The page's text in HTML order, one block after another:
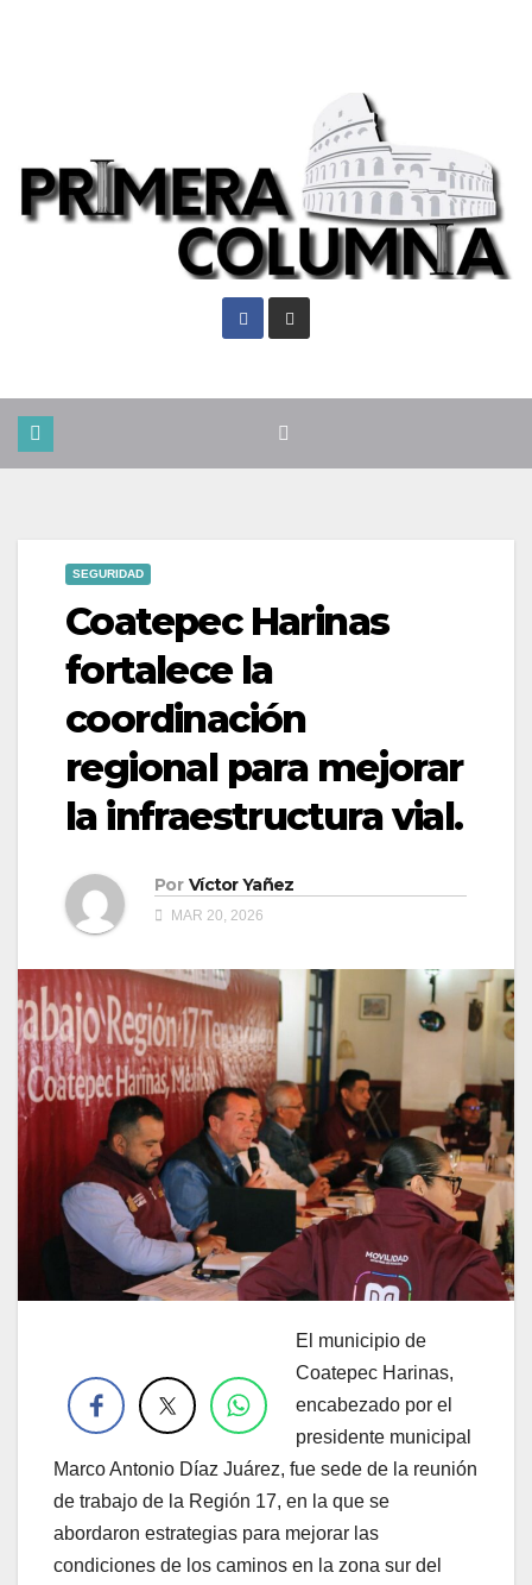
SEGURIDAD
Coatepec Harinas
fortalece la
coordinación
regional para mejorar
la infraestructura vial.
Por Víctor Yañez
MAR 20, 2026
El municipio de
Coatepec Harinas,
encabezado por el
presidente municipal
Marco Antonio Díaz Juárez, fue sede de la reunión
de trabajo de la Región 17, en la que se
abordaron estrategias para mejorar las
condiciones de los caminos en la zona sur del